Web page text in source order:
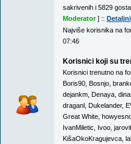
sakrivenih i 5829
Moderator] ::
Najviše korisnika na
07:46
Korisnici koji su
Korisnici trenutno na
Boris90 Bosnjo
dejankm Denaya
draganl Dukelander,
Great White
IvanMiletic
Ivoo
KišaOkoKragujevca